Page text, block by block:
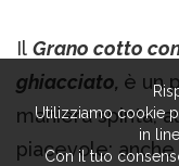
Il Grano cotto
ghiacciato, è un
maniera spinta,
piacevole;
Utilizziamo cookie
in
Con il tuo